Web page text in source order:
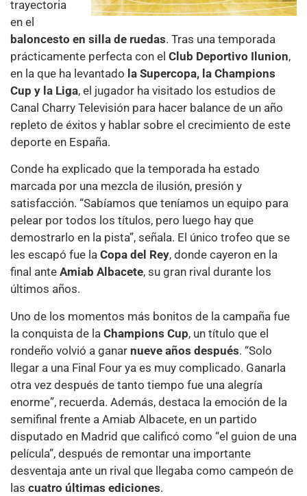
trayectoria
en el
baloncesto en silla de ruedas. Tras una temporada
prácticamente perfecta con el Club Deportivo Ilunion,
en la que ha levantado la Supercopa, la Champions
Cup y la Liga, el jugador ha visitado los estudios de
Canal Charry Televisión para hacer balance de un año
repleto de éxitos y hablar sobre el crecimiento de este
deporte en España.
Conde ha explicado que la temporada ha estado
marcada por una mezcla de ilusión, presión y
satisfacción. “Sabíamos que teníamos un equipo para
pelear por todos los títulos, pero luego hay que
demostrarlo en la pista”, señala. El único trofeo que se
les escapó fue la Copa del Rey, donde cayeron en la
final ante Amiab Albacete, su gran rival durante los
últimos años.
Uno de los momentos más bonitos de la campaña fue
la conquista de la Champions Cup, un título que el
rondeño volvió a ganar nueve años después. “Solo
llegar a una Final Four ya es muy complicado. Ganarla
otra vez después de tanto tiempo fue una alegría
enorme”, recuerda. Además, destaca la emoción de la
semifinal frente a Amiab Albacete, en un partido
disputado en Madrid que calificó como “el guion de una
película”, después de remontar una importante
desventaja ante un rival que llegaba como campeón de
las cuatro últimas ediciones.